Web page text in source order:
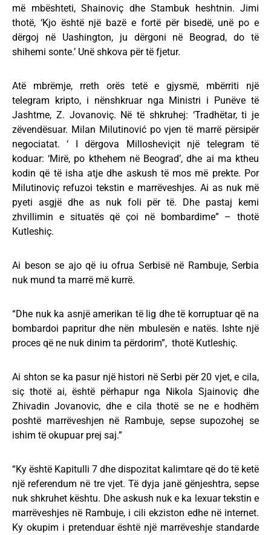
më mbështeti, Shainoviç dhe Stambuk heshtnin. Jimi
thotë, ‘Kjo është një bazë e fortë për bisedë, unë po e
dërgoj në Uashington, ju dërgoni në Beograd, do të
shihemi sonte.’ Unë shkova për të fjetur.
Atë mbrëmje, rreth orës tetë e gjysmë, mbërriti një
telegram kripto, i nënshkruar nga Ministri i Punëve të
Jashtme, Z. Jovanoviç. Në të shkruhej: ‘Tradhëtar, ti je
zëvendësuar. Milan Milutinović po vjen të marrë përsipër
negociatat. ‘ I dërgova Millosheviçit një telegram të
koduar: ‘Mirë, po kthehem në Beograd’, dhe ai ma ktheu
kodin që të isha atje dhe askush të mos më prekte. Por
Milutinoviç refuzoi tekstin e marrëveshjes. Ai as nuk më
pyeti asgjë dhe as nuk foli për të. Dhe pastaj kemi
zhvillimin e situatës që çoi në bombardime” – thotë
Kutleshiç.
Ai beson se ajo që iu ofrua Serbisë në Rambuje, Serbia
nuk mund ta marrë më kurrë.
“Dhe nuk ka asnjë amerikan të lig dhe të korruptuar që na
bombardoi papritur dhe nën mbulesën e natës. Ishte një
proces që ne nuk dinim ta përdorim”, thotë Kutleshiç.
Ai shton se ka pasur një histori në Serbi për 20 vjet, e cila,
siç thotë ai, është përhapur nga Nikola Sjainoviç dhe
Zhivadin Jovanovic, dhe e cila thotë se ne e hodhëm
poshtë marrëveshjen në Rambuje, sepse supozohej se
ishim të okupuar prej saj.”
“Ky është Kapitulli 7 dhe dispozitat kalimtare që do të ketë
një referendum në tre vjet. Të dyja janë gënjeshtra, sepse
nuk shkruhet kështu. Dhe askush nuk e ka lexuar tekstin e
marrëveshjes në Rambuje, i cili ekziston edhe në internet.
Ky okupim i pretenduar është një marrëveshje standarde